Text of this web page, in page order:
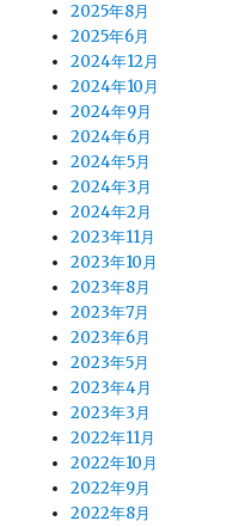
2025年8月
2025年6月
2024年12月
2024年10月
2024年9月
2024年6月
2024年5月
2024年3月
2024年2月
2023年11月
2023年10月
2023年8月
2023年7月
2023年6月
2023年5月
2023年4月
2023年3月
2022年11月
2022年10月
2022年9月
2022年8月